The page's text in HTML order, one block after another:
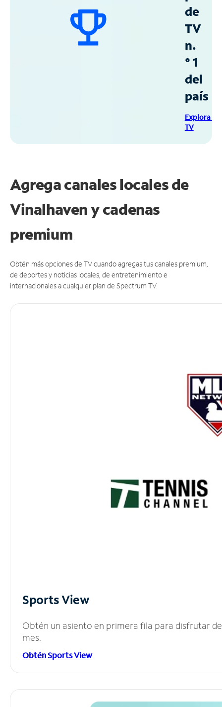
de
TV
n.
° 1
del
país
Explora
TV
Agrega canales locales de
Vinalhaven y cadenas
premium
Obtén más opciones de TV cuando agregas tus canales premium,
de deportes y noticias locales, de entretenimiento e
internacionales a cualquier plan de Spectrum TV.
Sports View
Obtén un asiento en primera fila para disfrutar
mes.
Obtén Sports View